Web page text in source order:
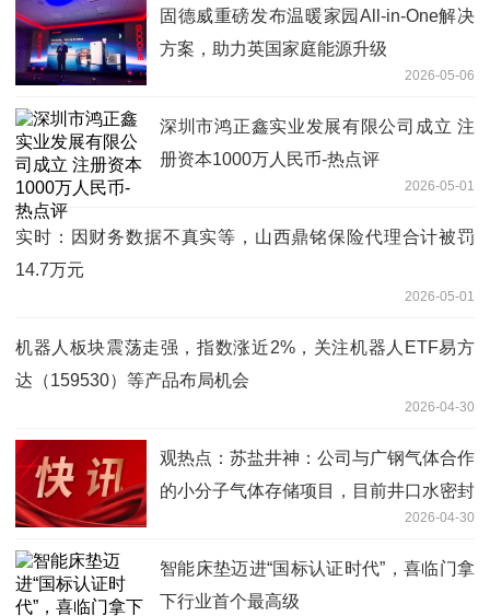
固德威重磅发布温暖家园All-in-One解决
方案，助力英国家庭能源升级
2026-05-06
深圳市鸿正鑫实业发展有限公司成立 注
册资本1000万人民币-热点评
2026-05-01
实时：因财务数据不真实等，山西鼎铭保险代理合计被罚
14.7万元
2026-05-01
机器人板块震荡走强，指数涨近2%，关注机器人ETF易方
达（159530）等产品布局机会
2026-04-30
观热点：苏盐井神：公司与广钢气体合作
的小分子气体存储项目，目前井口水密封
首轮测试已完成，关键设备已完成采购
2026-04-30
智能床垫迈进“国标认证时代”，喜临门拿
下行业首个最高级